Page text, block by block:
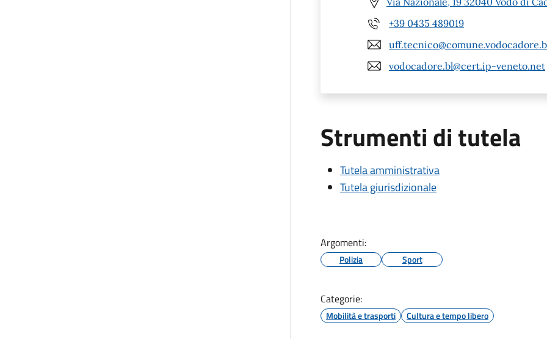
+39 0435 489019
vodocadore.bl@cert.ip-veneto.net
Strumenti di tutela
Tutela amministrativa
Tutela giurisdizionale
Argomenti:
Polizia Sport
Categorie:
Mobilità e trasporti Cultura e tempo libero